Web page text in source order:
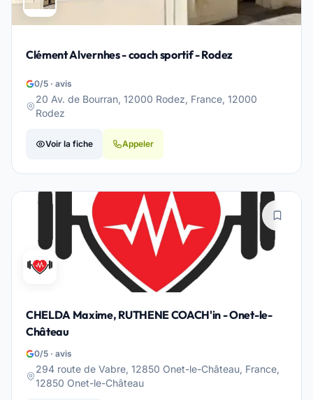
Clément Alvernhes - coach sportif - Rodez
0/5 · avis
20 Av. de Bourran, 12000 Rodez, France, 12000
Rodez
Voir la fiche Appeler
CHELDA Maxime, RUTHENE COACH'in - Onet-le-
Château
0/5 · avis
294 route de Vabre, 12850 Onet-le-Château, France,
12850 Onet-le-Château